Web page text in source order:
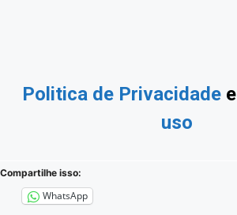
Politica de Privacidadee
uso
Compartilhe isso:
WhatsApp